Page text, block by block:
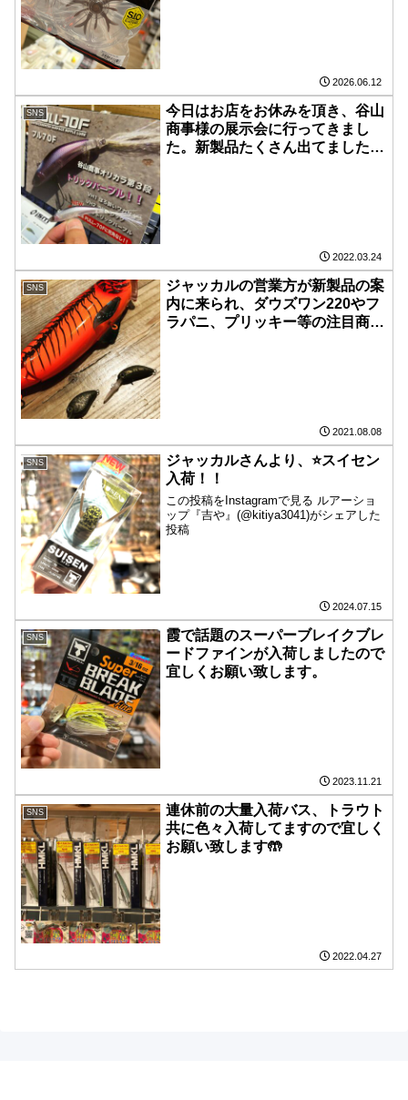
2026.06.12
SNS
今日はお店をお休みを頂き、谷山
商事様の展示会に行ってきまし
た。新製品たくさん出てました。
2022.03.24
SNS
ジャッカルの営業方が新製品の案
内に来られ、ダウズワン220やフ
ラパニ、プリッキー等の注目商品
2021.08.08
SNS
ジャッカルさんより、⭐️スイセン
入荷！！
この投稿をInstagramで見る ルアーショ
ップ『吉や』(@kitiya3041)がシェアした
投稿
2024.07.15
SNS
霞で話題のスーパーブレイクブレ
ードファインが入荷しましたので
宜しくお願い致します。
2023.11.21
SNS
連休前の大量入荷️バス、トラウト
共に色々入荷してますので宜しく
お願い致します🤲
2022.04.27